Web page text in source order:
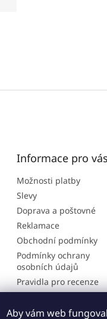
Aby vám web
Informace pro vás
Možnosti platby
Slevy
Doprava a poštovné
Reklamace
Obchodní podmínky
Podmínky ochrany
osobních údajů
Pravidla pro recenze
Odstoupení od smlouvy